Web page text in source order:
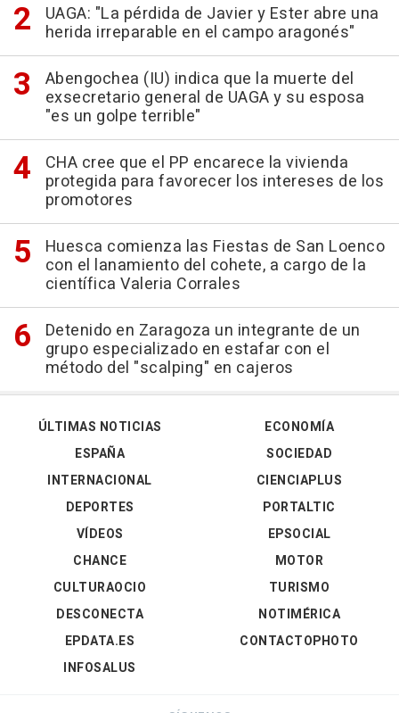
UAGA: "La pérdida de Javier y Ester abre una
herida irreparable en el campo aragonés"
Abengochea (IU) indica que la muerte del
exsecretario general de UAGA y su esposa
"es un golpe terrible"
CHA cree que el PP encarece la vivienda
protegida para favorecer los intereses de los
promotores
Huesca comienza las Fiestas de San Loenco
con el lanamiento del cohete, a cargo de la
científica Valeria Corrales
Detenido en Zaragoza un integrante de un
grupo especializado en estafar con el
método del "scalping" en cajeros
ÚLTIMAS NOTICIAS
ESPAÑA
INTERNACIONAL
DEPORTES
VÍDEOS
ECONOMÍA
SOCIEDAD
CIENCIAPLUS
PORTALTIC
EPSOCIAL
CHANCE
CULTURAOCIO
DESCONECTA
EPDATA.ES
INFOSALUS
MOTOR
TURISMO
NOTIMÉRICA
CONTACTOPHOTO